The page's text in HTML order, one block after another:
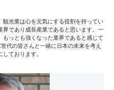
観光業は心を元気にする役割を持ってい
界であり成長産業であると思います。一
っとも強くなった業界であると感じて
代の皆さんと一緒に日本の未来を考え
ております。